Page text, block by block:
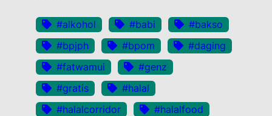
#alkohol #babi
#bakso
#bpjph
#bpom
#daging
#fatwamui
#genz
#gratis
#halal
#halalcorridor
#halalfood